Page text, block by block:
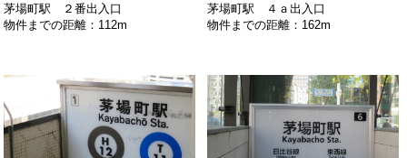
茅場町駅 ２番出入口
物件までの距離：112m
茅場町駅 ４ａ出入口
物件までの距離：162m